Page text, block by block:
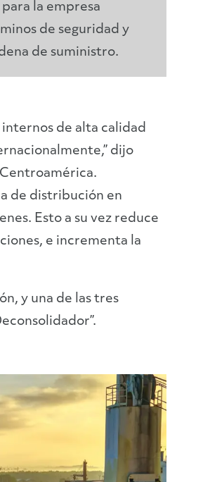
la empresa
de seguridad y
de suministro.
de alta calidad
dijo
de distribución en
Esto a su vez reduce
e incrementa la
y una de las tres